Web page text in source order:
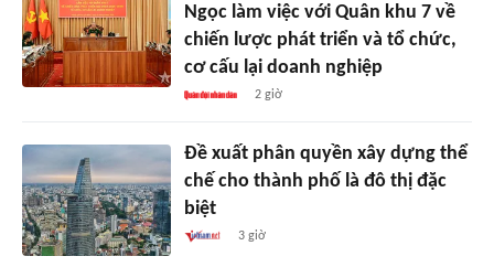
Ngọc làm việc với Quân khu 7 về
chiến lược phát triển và tổ chức,
cơ cấu lại doanh nghiệp
2 giờ
Đề xuất phân quyền xây dựng thể
chế cho thành phố là đô thị đặc
biệt
3 giờ